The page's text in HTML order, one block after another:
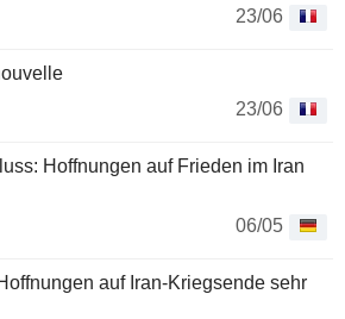
23/06
23/06
Hoffnungen auf Frieden im Iran
06/05
auf Iran-Kriegsende sehr